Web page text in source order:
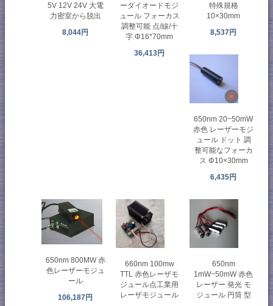
5V 12V 24V 大電
力密室から脱出
8,044円
ーダイオードモジ
ュール フォーカス
調整可能 点/線/十
字 Φ16*70mm
36,413円
特殊規格
10×30mm
8,537円
650nm 20~50mW
赤色 レーザーモジ
ュール ドット 調
整可能なフォーカ
ス Φ10×30mm
6,435円
650nm 800MW 赤
色レーザーモジュ
ール
106,187円
660nm 100mw
TTL 赤色レーザモ
ジュール点工業用
レーザモジュール
650nm
1mW~50mW 赤色
レーザー 発光 モ
ジュール 円筒 型